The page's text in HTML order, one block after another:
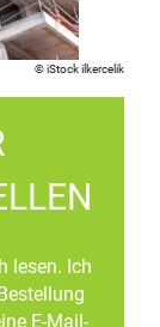
iStock ilkercelik
lesen. Ich
E-Mail-